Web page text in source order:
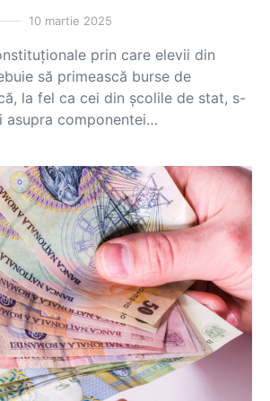
10 martie 2025
prin care elevii din
să primească burse de
la fel ca cei din școlile de stat, s-
asupra componentei…